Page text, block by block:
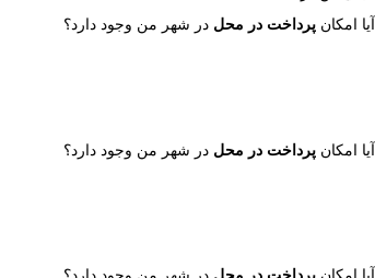
آیا امکانپرداخت در محل در شهر من وجود دارد؟
آیا امکانپرداخت در محل در شهر من وجود دارد؟